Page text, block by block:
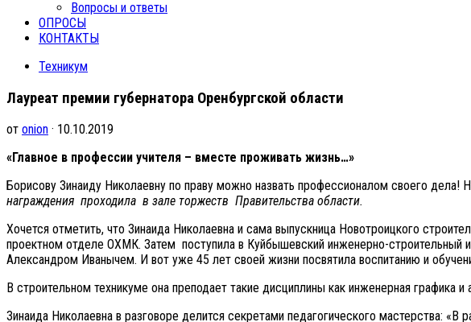
Вопросы и ответы
ОПРОСЫ
КОНТАКТЫ
Техникум
Лауреат премии губернатора Оренбургской области
от onion · 10.10.2019
«Главное в профессии учителя – вместе проживать жизнь…»
Борисову Зинаиду Николаевну по праву можно назвать профессионалом своего
награждения проходила в зале торжеств Правительства области.
Хочется отметить, что Зинаида Николаевна и сама выпускница Новотроицкого
проектном отделе ОХМК. Затем поступила в Куйбышевский инженерно-
Александром Иванычем. И вот уже 45 лет своей жизни посвятила воспитанию и
В строительном техникуме она преподает такие дисциплины как инженерная графика
Зинаида Николаевна в разговоре делится секретами педагогического мастерства: